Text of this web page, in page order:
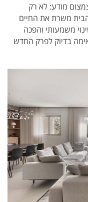
מודע: לא רק
משרת את החיים
משמעותי והפכה
בדיוק לפרק החדש